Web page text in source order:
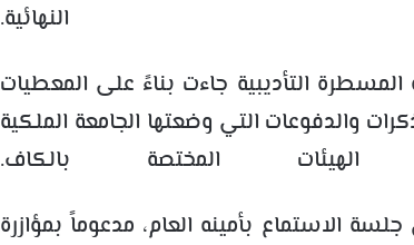
التأديبية جاءت بناءً على المعطيات
والدفوعات التي وضعتها الجامعة الملكية
المختصة بالكاف.
الاستماع بأمينه العام، مدعوماً بمؤازرة